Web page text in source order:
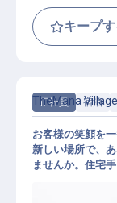
キープ
正社員 宿泊
TheMana Village
お客様の笑顔を
新しい場所で、
ませんか。住宅